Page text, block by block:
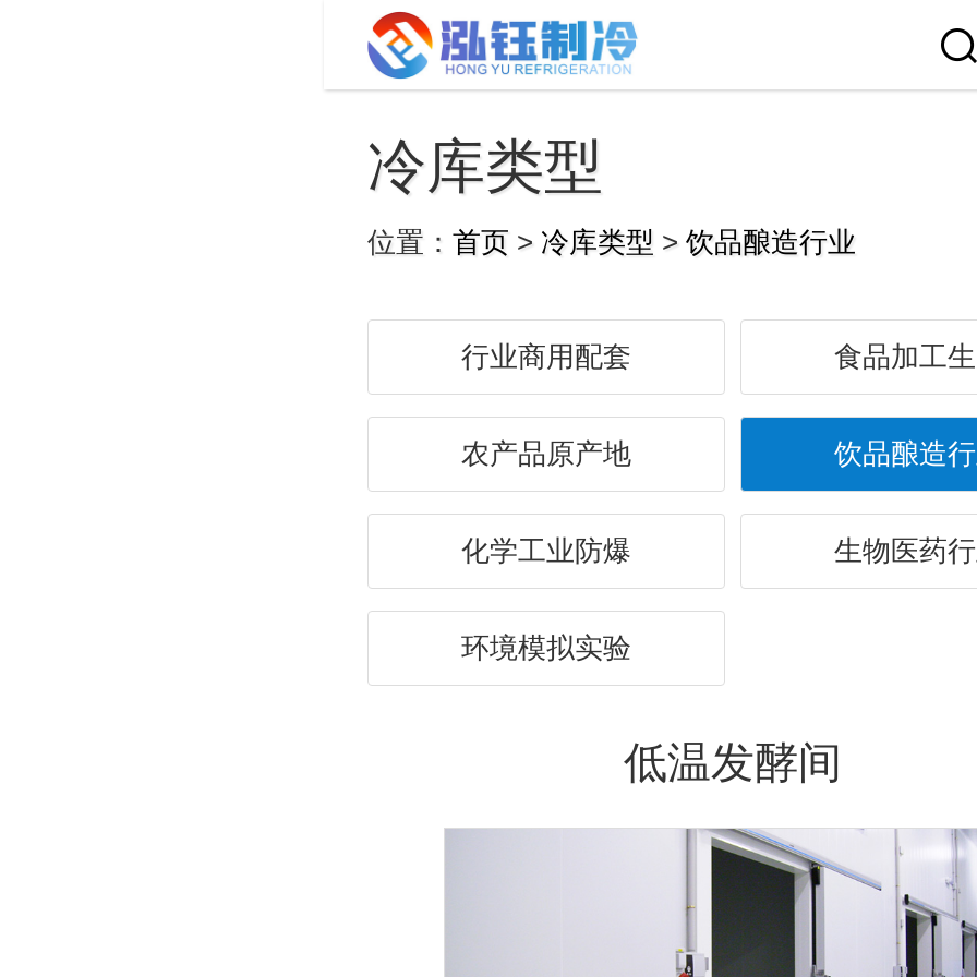
冷库类型
位置： 首页 > 冷库类型 > 饮品酿造行业
行业商用配套 食品加工
农产品原产地 饮品酿造
化学工业防爆 生物医药
环境模拟实验
低温发酵间